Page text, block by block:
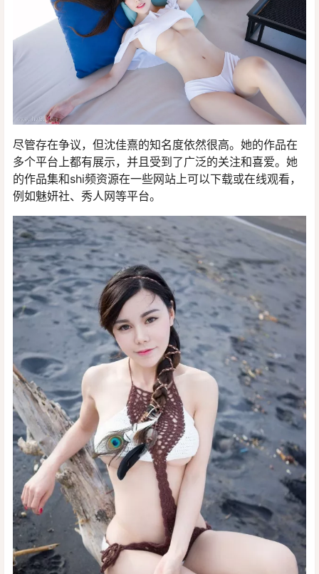
尽管存在争议，但沈佳熹的知名度依然很高。她的作品在
多个平台上都有展示，并且受到了广泛的关注和喜爱。她
的作品集和shi频资源在一些网站上可以下载或在线观看，
例如魅妍社、秀人网等平台。